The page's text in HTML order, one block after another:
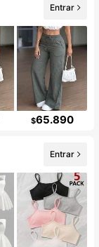
Entrar
$65.890
Entrar